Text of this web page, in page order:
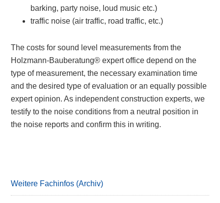
barking, party noise, loud music etc.)
traffic noise (air traffic, road traffic, etc.)
The costs for sound level measurements from the
Holzmann-Bauberatung® expert office depend on the
type of measurement, the necessary examination time
and the desired type of evaluation or an equally possible
expert opinion. As independent construction experts, we
testify to the noise conditions from a neutral position in
the noise reports and confirm this in writing.
Weitere Fachinfos (Archiv)